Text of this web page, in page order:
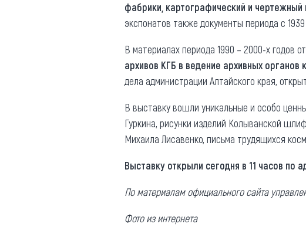
фабрики, картографический и чертежный
экспонатов также документы периода с
В материалах периода 1990 – 2000-х годов
архивов КГБ в ведение архивных органов
дела администрации Алтайского края,
В выставку вошли уникальные и особо
Гуркина, рисунки изделий Колыванской
Михаила Лисавенко, письма трудящихся
Выставку открыли сегодня в 11 часов по
По материалам официального сайта
Фото из интернета